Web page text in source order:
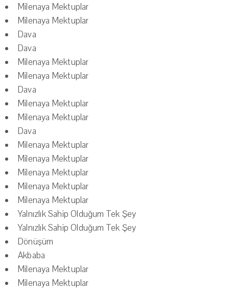
Milenaya Mektuplar
Milenaya Mektuplar
Dava
Dava
Milenaya Mektuplar
Milenaya Mektuplar
Dava
Milenaya Mektuplar
Milenaya Mektuplar
Dava
Milenaya Mektuplar
Milenaya Mektuplar
Milenaya Mektuplar
Milenaya Mektuplar
Milenaya Mektuplar
Yalnızlık Sahip Olduğum Tek Şey
Yalnızlık Sahip Olduğum Tek Şey
Dönüşüm
Akbaba
Milenaya Mektuplar
Milenaya Mektuplar